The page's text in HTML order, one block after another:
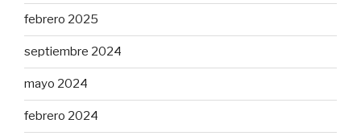
febrero 2025
septiembre 2024
mayo 2024
febrero 2024